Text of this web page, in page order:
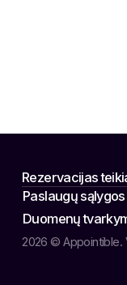
Rezervacijas
2026 © Appointible.
Paslaugų sąlygos
Duomenų